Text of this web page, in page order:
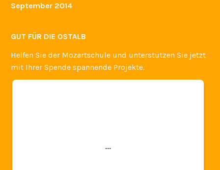
September 2014
GUT FÜR DIE OSTALB
Helfen Sie der Mozartschule und unterstützen Sie jetzt
mit Ihrer Spende spannende Projekte.